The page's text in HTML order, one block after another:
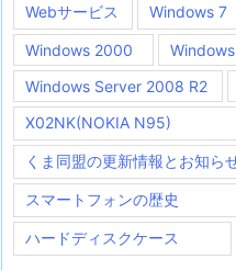
Webサービス Windows 7
Windows 2000
Windows Server 2008 R2
X02NK(NOKIA N95)
くま同盟の更新情報とお知ら
スマートフォンの歴史
ハードディスクケース